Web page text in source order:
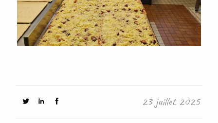
23 juillet 2025